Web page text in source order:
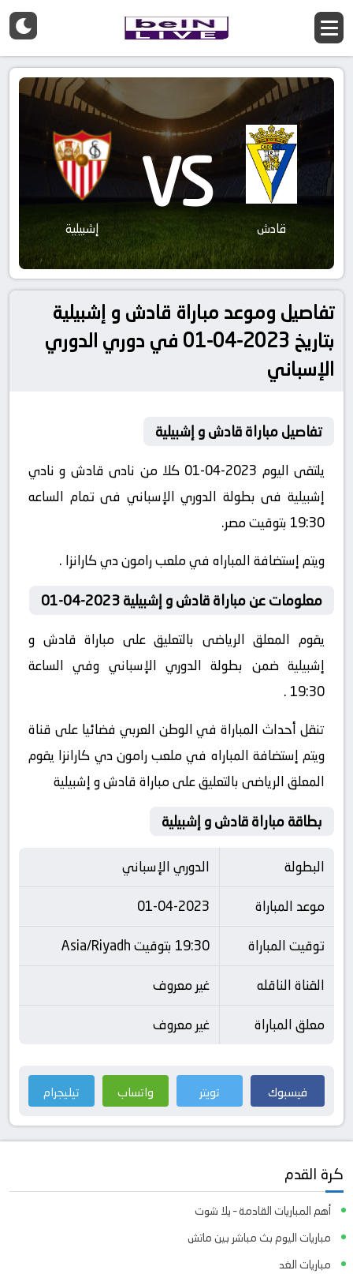
قادش VS إشبيلية
تفاصيل وموعد مباراة قادش و إشبيلية
بتاريخ 2023-04-01 في دوري الدوري
الإسباني
تفاصيل مباراة قادش و إشبيلية
يلتقى اليوم 2023-04-01 كلا من نادى قادش و نادي
إشبيلية فى بطولة الدوري الإسباني فى تمام الساعه
19:30 بتوقيت مصر.
ويتم إستضافة المباراه في ملعب رامون دي كارانزا .
معلومات عن مباراة قادش و إشبيلية 2023-04-01
يقوم المعلق الرياضى بالتعليق على مباراة قادش و
إشبيلية ضمن بطولة الدوري الإسباني وفي الساعة
19:30 .
تنقل أحداث المباراة في الوطن العربي فضائيا على قناة
ويتم إستضافة المباراه في ملعب رامون دي كارانزا يقوم
المعلق الرياضى بالتعليق على مباراة قادش و إشبيلية
بطاقة مباراة قادش و إشبيلية
البطولة
الدوري الإسباني
موعد المباراة
01-04-2023
توقيت المباراة
19:30 بتوقيت Asia/Riyadh
القناة الناقله
غير معروف
معلق المباراة
غير معروف
فيسبوك تويتر واتساب تيليجرام
كرة القدم
أهم المباريات القادمة – يلا شوت
مباريات اليوم بث مباشر بين ماتش
مباريات الغد